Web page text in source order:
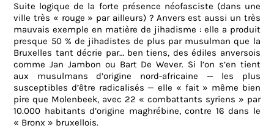
Suite logique de la forte présence néofasciste (dans une
ville très « rouge » par ailleurs) ? Anvers est aussi un très
mauvais exemple en matière de jihadisme : elle a produit
presque 50 % de jihadistes de plus par musulman que la
Bruxelles tant décrie par… ben tiens, des édiles anversois
comme Jan Jambon ou Bart De Wever. Si l’on s’en tient
aux musulmans d’origine nord-africaine — les plus
susceptibles d’être radicalisés — elle « fait » même bien
pire que Molenbeek, avec 22 « combattants syriens » par
10.000 habitants d’origine maghrébine, contre 16 dans le
« Bronx » bruxellois.